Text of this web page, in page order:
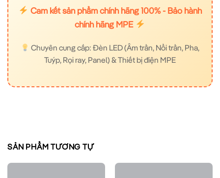
Cam kết sản phẩm chính hãng 100% - Bảo hành
chính hãng MPE
Chuyên cung cấp: Đèn LED (Âm trần, Nổi trần, Pha,
Tuýp, Rọi ray, Panel) & Thiết bị điện MPE
SẢN PHẨM TƯƠNG TỰ